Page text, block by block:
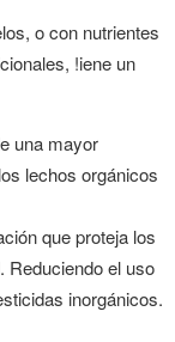
o con nutrientes
!iene un
una mayor
lechos orgánicos
que proteja los
Reduciendo el uso
inorgánicos.